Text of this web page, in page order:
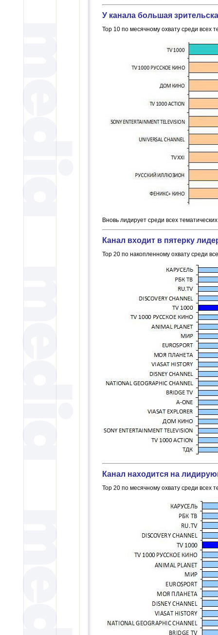
У канала большая
Top 10 по месячному охвату среди всех
Вновь лидирует среди всех
Канал входит в пятерку
Top 20 по накопленному охвату среди
Канал находится на
Top 20 по месячному охвату среди всех